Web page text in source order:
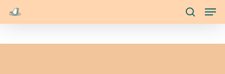
Skip
search
Menu